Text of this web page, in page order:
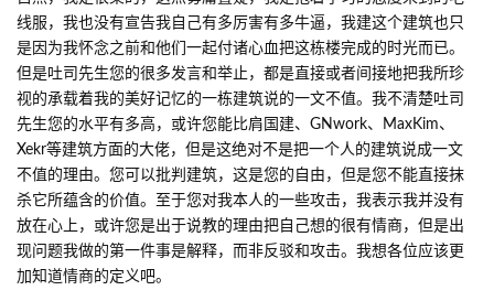
的线，但是在我上线之前您也的确只是刚刚上线，发言也只是欢迎
了新人，但的的确确您是在我的建筑工地上进行了后续发言，也正
如群聊中所述，您的发言也确实让我产生了一些误解。比方说我说
的是“创意建筑得有人做”被您说成了“毛线建筑水平不行”，您觉得我
是那个“自信的人来了”却没想过我“只是建了一个毛坯”，我的发言也
只是想向你告知，这个建筑有其他水平更高的大佬参与，而你的发
言冒犯到了我和他们。何况您也承认了就是单纯的不爽，觉得我“菜
就别叫”。
自然，我是很菜的，这点毋庸置疑，我是抱着学习的态度来到的毛
线服，我也没有宣告我自己有多厉害有多牛逼，我建这个建筑也只
是因为我怀念之前和他们一起付诸心血把这栋楼完成的时光而已。